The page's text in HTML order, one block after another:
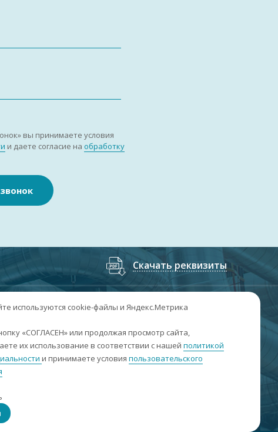
вы принимаете условия
и даете согласие на обработку
Скачать реквизиты
+7 (3852) 50-60-74;+7 (3852) 50-60-73
г. Барнаул, пр. Ленина, 158А, Н1/204
сб-вс: выходные
используются cookie-файлы и Яндекс.Метрика
«СОГЛАСЕН» или продолжая просмотр сайта,
их использование в соответствии с нашей политикой
и принимаете условия пользовательского